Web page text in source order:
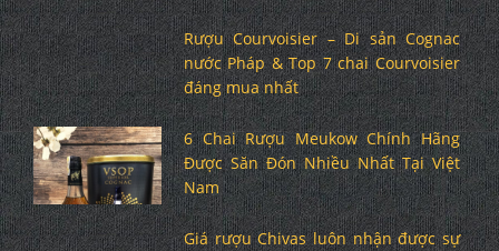
Rượu Courvoisier – Di sản Cognac
nước Pháp & Top 7 chai Courvoisier
đáng mua nhất
6 Chai Rượu Meukow Chính Hãng
Được Săn Đón Nhiều Nhất Tại Việt
Nam
Giá rượu Chivas luôn nhận được sự